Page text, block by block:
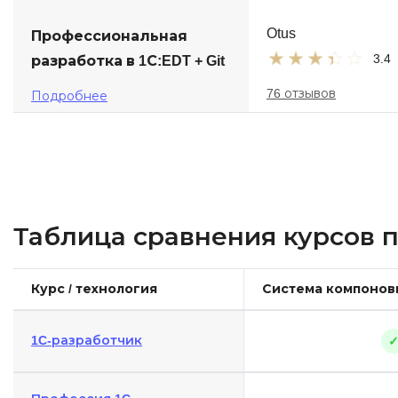
Профессиональная
разработка в 1С:EDT + Git
Подробнее
Otus
3.4
76 отзывов
Таблица сравнения курсов
Курс / технология Система
1C-разработчик ✓